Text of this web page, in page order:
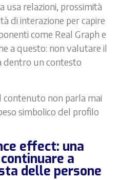
usa relazioni, prossimità
di interazione per capire
come Real Graph e
a questo: non valutare il
dentro un contesto
contenuto non parla mai
simbolico del profilo
effect: una
a
delle persone